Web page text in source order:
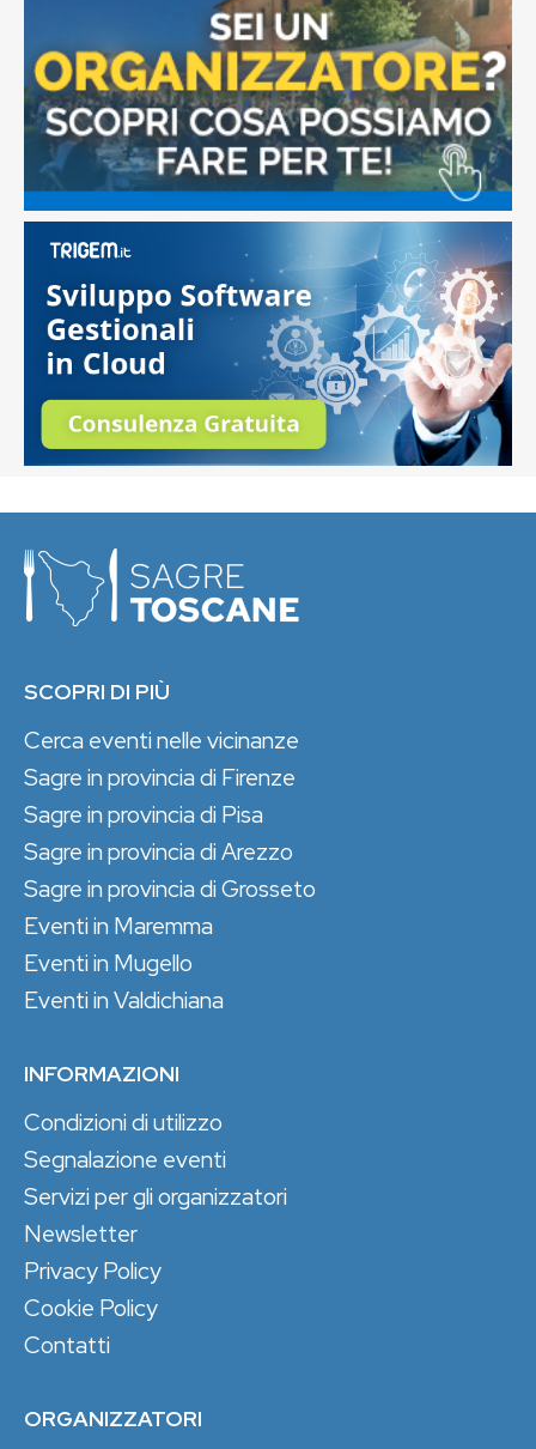
SCOPRI DI PIÙ
Cerca eventi nelle vicinanze
Sagre in provincia di Firenze
Sagre in provincia di Pisa
Sagre in provincia di Arezzo
Sagre in provincia di Grosseto
Eventi in Maremma
Eventi in Mugello
Eventi in Valdichiana
INFORMAZIONI
Condizioni di utilizzo
Segnalazione eventi
Servizi per gli organizzatori
Newsletter
Privacy Policy
Cookie Policy
Contatti
ORGANIZZATORI